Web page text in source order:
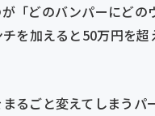
「どのバンパーにどの
を加えると50万円を超
るごと変えてしまうパ